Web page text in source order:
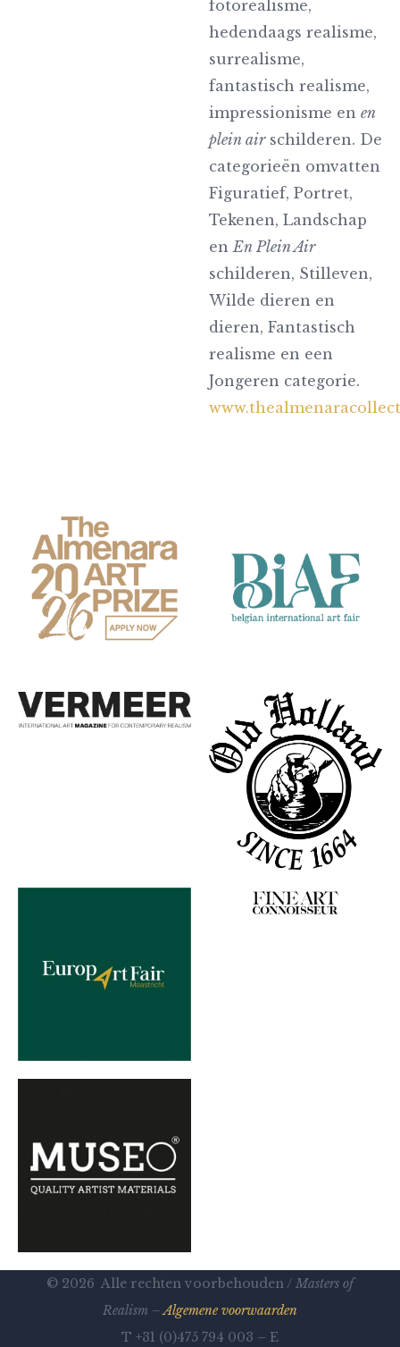
fotorealisme,
hedendaags realisme,
surrealisme,
fantastisch realisme,
impressionisme en en
plein airschilderen. De
categorieën omvatten
Figuratief, Portret,
Tekenen, Landschap
en En Plein Air
schilderen, Stilleven,
Wilde dieren en
dieren, Fantastisch
realisme en een
Jongeren categorie.
© 2026 Alle rechten voorbehouden / Masters of
Realism –Algemene voorwaarden
T +31 (0)475 794 003 – E